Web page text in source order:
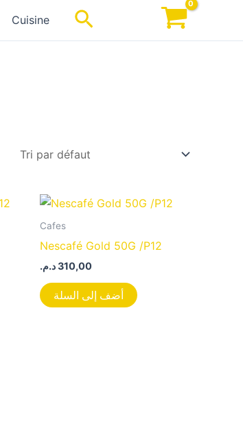
Cuisine Rechercher
Cafes
Nescafé Gold 50G /P12
310,00د.م.
أضف إلى السلة